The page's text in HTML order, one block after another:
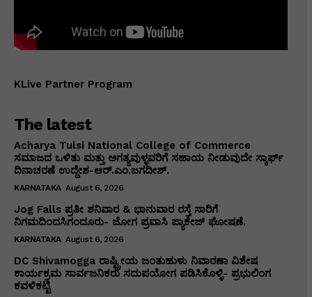
KLive Partner Program
The latest
Acharya Tulsi National College of Commerce
ಸಮಾಜದ ಒಳಿತು ಮತ್ತು ಅಗತ್ಯವುಳ್ಳವರಿಗೆ ಸಹಾಯ ನೀಡುವುದೇ ಸ್ಕಾರ್ಫ್
ದಿನಾಚರಣೆ ಉದ್ದೇಶ-ಆರ್.ಎಂ.ಜಗದೀಶ್.
KARNATAKA August 6, 2026
Jog Falls ಪ್ರತೀ ಶನಿವಾರ & ಭಾನುವಾರ ರಸ್ತೆ ಸಾರಿಗೆ
ನಿಗಮದಿಂದಸಿಗಂದೂರು- ಜೋಗ ಪ್ರವಾಸಿ ಪ್ಯಾಕೇಜ್ ಘೋಷಣೆ.
KARNATAKA August 6, 2026
DC Shivamogga ರಾಷ್ಟ್ರೀಯ ಜಂತುಹುಳು ನಿವಾರಣಾ ವಿಶೇಷ
ಕಾರ್ಯಕ್ರಮ ಸಾರ್ವಜನಿಕರು ಸದುಪಯೋಗ ಪಡಿಸಿಕೊಳ್ಳಿ- ಪ್ರಭುಲಿಂಗ
ಕವಳಿಕಟ್ಟಿ